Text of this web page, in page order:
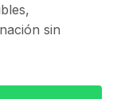
sin